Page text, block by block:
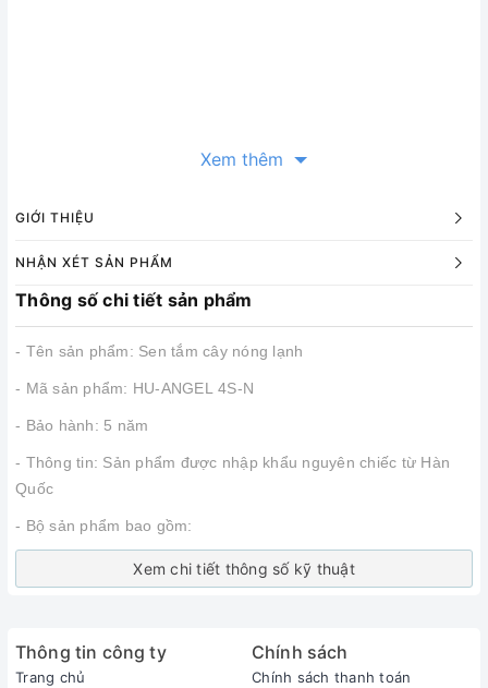
Xem thêm
GIỚI THIỆU
NHẬN XÉT SẢN PHẨM
Thông số chi tiết sản phẩm
- Tên sản phẩm: Sen tắm cây nóng lạnh
- Mã sản phẩm: HU-ANGEL 4S-N
- Bảo hành: 5 năm
- Thông tin: Sản phẩm được nhập khẩu nguyên chiếc từ Hàn
Quốc
- Bộ sản phẩm bao gồm:
Xem chi tiết thông số kỹ thuật
Thông tin công ty
Trang chủ
Chính sách
Chính sách thanh toán